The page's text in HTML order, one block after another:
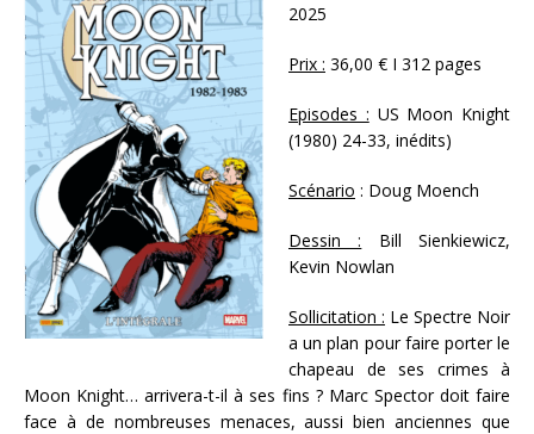
2025
Prix : 36,00 € I 312 pages
Episodes : US Moon Knight
(1980) 24-33, inédits)
Scénario : Doug Moench
Dessin : Bill Sienkiewicz,
Kevin Nowlan
Sollicitation : Le Spectre Noir
a un plan pour faire porter le
chapeau de ses crimes à
Moon Knight… arrivera-t-il à ses fins ? Marc Spector doit faire
face à de nombreuses menaces, aussi bien anciennes que